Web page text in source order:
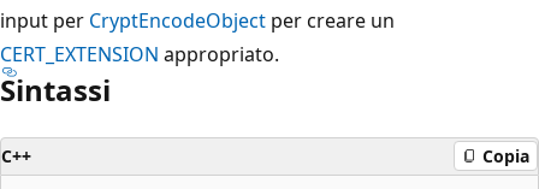
input per CryptEncodeObject per creare un
CERT_EXTENSION appropriato.
Sintassi
C++ Copia